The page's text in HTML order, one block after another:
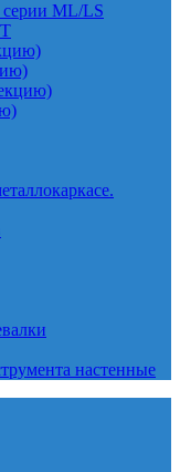
серии ML/LS
настенные